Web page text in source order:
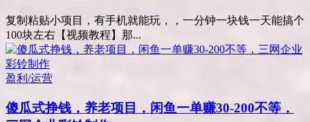
复制粘贴小项目，有手机就能玩，，一分钟一块钱一天能搞个
100块左右【视频教程】那...
盈利/运营
傻瓜式挣钱，养老项目，闲鱼一单赚30-200不等，